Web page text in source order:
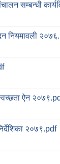
सम्बन्धी
नियमावली
ऐन
२०७९.pdf